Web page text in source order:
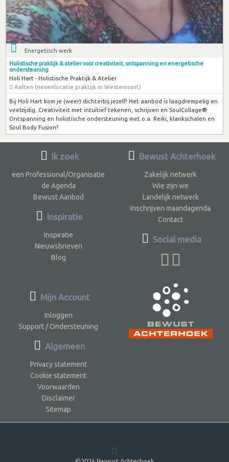
Energetisch werk
Holistische praktijk & atelier voor creativiteit, ontspanning en energetische
ondersteuning
Holi Hart - Holistische Praktijk & Atelier
Aalten (nevenlocatie praktijk in Westervoort)
Bij Holi Hart kom je (weer) dichterbij jezelf! Het aanbod is laagdrempelig en
veelzijdig. Creativiteit met intuïtief tekenen, schrijven en SoulCollage®
Ontspanning en holistische ondersteuning met o.a. Reiki, klankschalen en
Soul Body Fusion?
Ik zoek
een Professional/Organisatie
de Agenda
Bewust Aanbod
Inspiratie
Inspiratie
Nieuwsbrieven
Blog
Bewust Achterhoek
Zakelijk netwerk
Wie zijn we
Landelijk netwerk
Inschrijven maandagenda
Contact
Social media
Mijn Account
Inloggen
Support / Ondersteuning
Algemeen
Privacy statement
Cookie statement
Voorwaarden
Disclaimer
Sitemap